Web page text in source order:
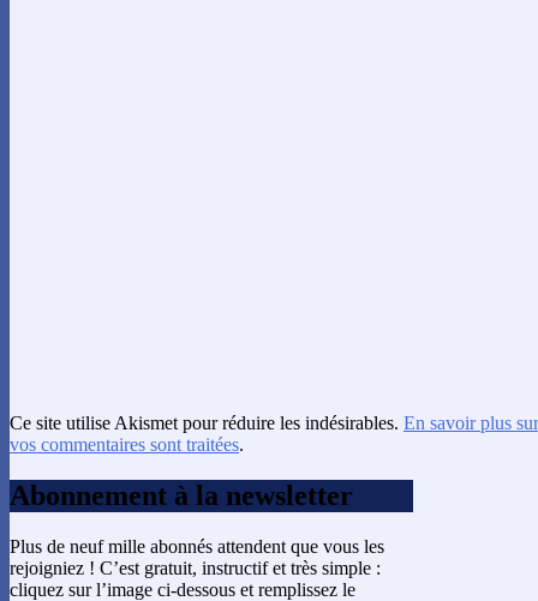
Ce site utilise Akismet pour réduire les indésirables. En savoir plus
vos commentaires sont traitées.
Abonnement à la newsletter
Plus de neuf mille abonnés attendent que vous les
rejoigniez ! C’est gratuit, instructif et très simple :
cliquez sur l’image ci-dessous et remplissez le